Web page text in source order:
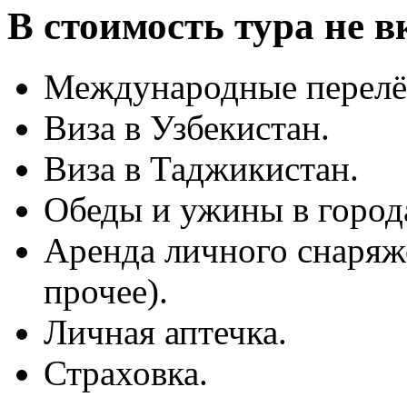
В стоимость тура не
Международные
Виза в Узбекистан.
Виза в Таджикистан.
Обеды и ужины в
Аренда личного
прочее).
Личная аптечка.
Страховка.